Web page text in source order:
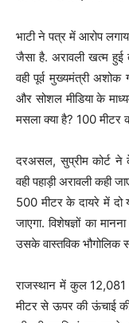
भाटी ने पत्र में आरोप
जैसा है. अरावली खत्म हुई
वही पूर्व मुख्यमंत्री
और सोशल मीडिया के
मसला क्या है? 100 मीटर
दरअसल, सुप्रीम कोर्ट ने
वही पहाड़ी अरावली कही
500 मीटर के दायरे में दो
जाएगा. विशेषज्ञों का
उसके वास्तविक
राजस्थान में कुल 12,081
मीटर से ऊपर की ऊंचाई